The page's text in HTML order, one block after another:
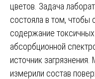
цветов. Задача
состояла в том, чтобы
содержание
абсорбционной
источник
измерили состав